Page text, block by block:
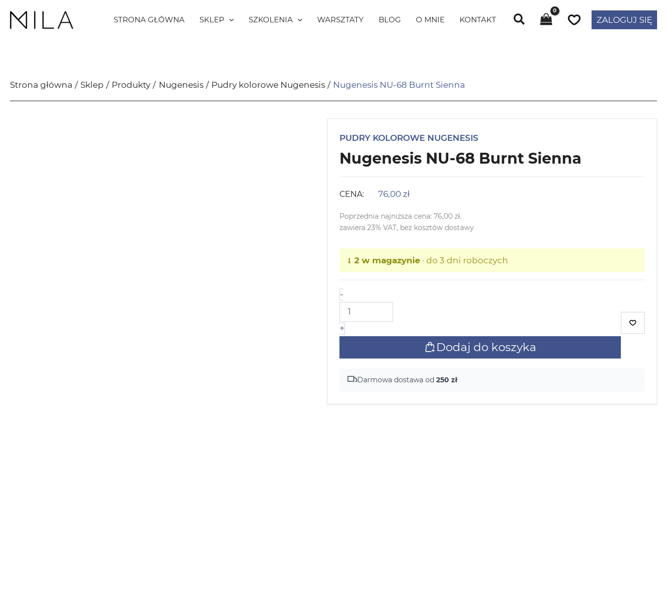
STRONA GŁÓWNA SKLEP SZKOLENIA WARSZTATY BLOG O MNIE KONTAKT ZALOGUJ SIĘ
Strona główna Sklep Produkty Nugenesis Pudry kolorowe Nugenesis Nugenesis NU-68 Burnt Sienna
PUDRY KOLOROWE NUGENESIS
Nugenesis NU-68 Burnt Sienna
CENA: 76,00 zł
Poprzednia najniższa cena: 76,00 zł.
zawiera 23% VAT, bez kosztów dostawy
2 w magazynie· do 3 dni roboczych
-
+
Dodaj do koszyka
Darmowa dostawa od 250 zł